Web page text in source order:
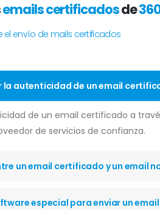
emails certificadosde
el envío de mails certificados
la autenticidad de un email
de un email certificado a
de servicios de confianza.
un email certificado y un email
especial para enviar un